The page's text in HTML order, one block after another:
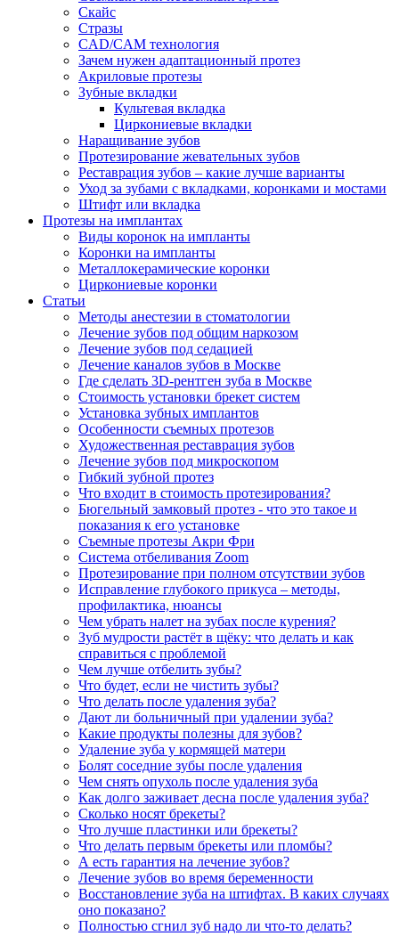
Скайс
Стразы
CAD/CAM технология
Зачем нужен адаптационный протез
Акриловые протезы
Зубные вкладки
Культевая вкладка
Циркониевые вкладки
Наращивание зубов
Протезирование жевательных зубов
Реставрация зубов – какие лучше варианты
Уход за зубами с вкладками, коронками и мостами
Штифт или вкладка
Протезы на имплантах
Виды коронок на импланты
Коронки на импланты
Металлокерамические коронки
Циркониевые коронки
Статьи
Методы анестезии в стоматологии
Лечение зубов под общим наркозом
Лечение зубов под седацией
Лечение каналов зубов в Москве
Где сделать 3D-рентген зуба в Москве
Стоимость установки брекет систем
Установка зубных имплантов
Особенности съемных протезов
Художественная реставрация зубов
Лечение зубов под микроскопом
Гибкий зубной протез
Что входит в стоимость протезирования?
Бюгельный замковый протез - что это такое и
показания к его установке
Съемные протезы Акри Фри
Система отбеливания Zoom
Протезирование при полном отсутствии зубов
Исправление глубокого прикуса – методы,
профилактика, нюансы
Чем убрать налет на зубах после курения?
Зуб мудрости растёт в щёку: что делать и как
справиться с проблемой
Чем лучше отбелить зубы?
Что будет, если не чистить зубы?
Что делать после удаления зуба?
Дают ли больничный при удалении зуба?
Какие продукты полезны для зубов?
Удаление зуба у кормящей матери
Болят соседние зубы после удаления
Чем снять опухоль после удаления зуба
Как долго заживает десна после удаления зуба?
Сколько носят брекеты?
Что лучше пластинки или брекеты?
Что делать первым брекеты или пломбы?
А есть гарантия на лечение зубов?
Лечение зубов во время беременности
Восстановление зуба на штифтах. В каких случаях
оно показано?
Полностью сгнил зуб надо ли что-то делать?